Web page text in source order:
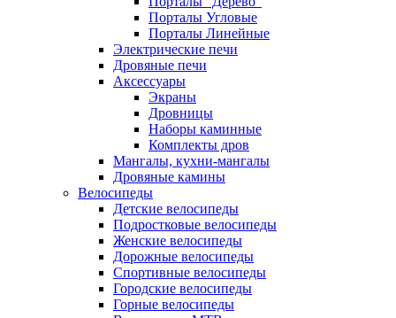
Порталы Угловые
Порталы Линейные
Электрические печи
Дровяные печи
Аксессуары
Экраны
Дровницы
Наборы каминные
Комплекты дров
Мангалы, кухни-мангалы
Дровяные камины
Велосипеды
Детские велосипеды
Подростковые велосипеды
Женские велосипеды
Дорожные велосипеды
Спортивные велосипеды
Городские велосипеды
Горные велосипеды